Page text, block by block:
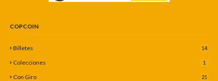
COPCOIN
Billetes 14
Colecciones 1
Con Giro 21